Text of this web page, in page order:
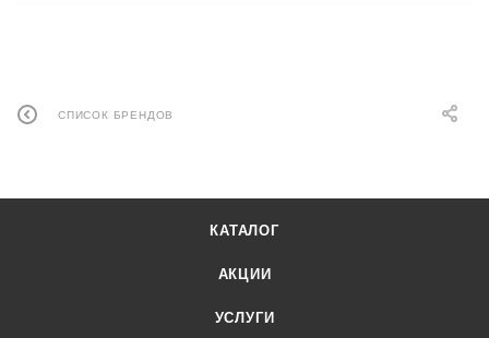
СПИСОК БРЕНДОВ
КАТАЛОГ
АКЦИИ
УСЛУГИ